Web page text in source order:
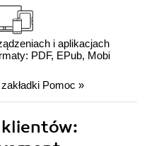
i aplikacjach
PDF, EPub, Mobi
Pomoc »